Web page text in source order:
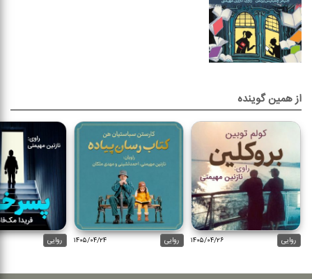
از همین گوینده
روایی ۱۴۰۵/۰۴/۲۶ روایی ۱۴۰۵/۰۴/۲۴ روایی